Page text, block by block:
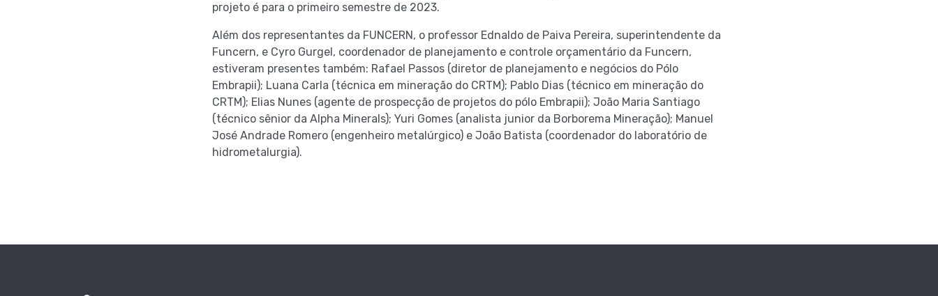
projeto é para o primeiro semestre de 2023.
Além dos representantes da FUNCERN, o professor Ednaldo de Paiva Pereira, superintendente da
Funcern, e Cyro Gurgel, coordenador de planejamento e controle orçamentário da Funcern,
estiveram presentes também: Rafael Passos (diretor de planejamento e negócios do Pólo
Embrapii); Luana Carla (técnica em mineração do CRTM); Pablo Dias (técnico em mineração do
CRTM); Elias Nunes (agente de prospecção de projetos do pólo Embrapii); João Maria Santiago
(técnico sênior da Alpha Minerals); Yuri Gomes (analista junior da Borborema Mineração); Manuel
José Andrade Romero (engenheiro metalúrgico) e João Batista (coordenador do laboratório de
hidrometalurgia).